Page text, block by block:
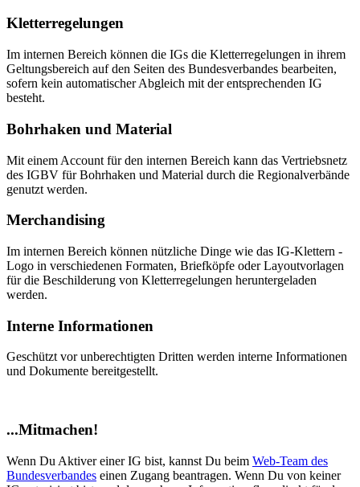
Kletterregelungen
Im internen Bereich können die IGs die Kletterregelungen in ihrem
Geltungsbereich auf den Seiten des Bundesverbandes bearbeiten,
sofern kein automatischer Abgleich mit der entsprechenden IG
besteht.
Bohrhaken und Material
Mit einem Account für den internen Bereich kann das Vertriebsnetz
des IGBV für Bohrhaken und Material durch die Regionalverbände
genutzt werden.
Merchandising
Im internen Bereich können nützliche Dinge wie das IG-Klettern -
Logo in verschiedenen Formaten, Briefköpfe oder Layoutvorlagen
für die Beschilderung von Kletterregelungen heruntergeladen
werden.
Interne Informationen
Geschützt vor unberechtigten Dritten werden interne Informationen
und Dokumente bereitgestellt.
...Mitmachen!
Wenn Du Aktiver einer IG bist, kannst Du beim Web-Team des
Bundesverbandes einen Zugang beantragen. Wenn Du von keiner